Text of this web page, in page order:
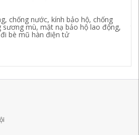
chống nước, kính bảo hộ, chống
sương mù, mặt nạ bảo hộ lao động,
bè mũ hàn điện tử